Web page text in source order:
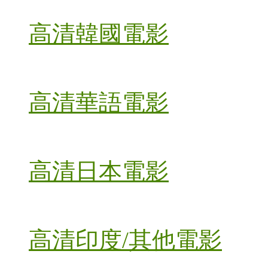
高清韓國電影
高清華語電影
高清日本電影
高清印度/其他電影